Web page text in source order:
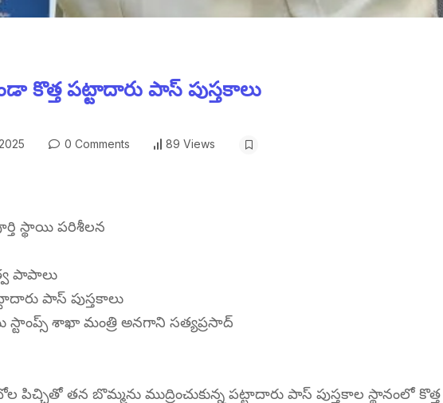
కొత్త పట్టాదారు పాస్ పుస్తకాలు
0 Comments 89 Views
స్థాయి పరిశీలన
పాపాలు
పాస్ పుస్తకాలు
స్టాంప్స్ శాఖా మంత్రి అనగాని సత్యప్రసాద్
తన బొమ్మను ముద్రించుకున్న పట్టాదారు పాస్ పుస్తకాల స్థానంలో కొత్త